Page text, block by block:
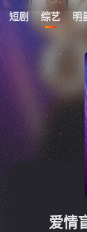
短剧 综艺 明
爱情